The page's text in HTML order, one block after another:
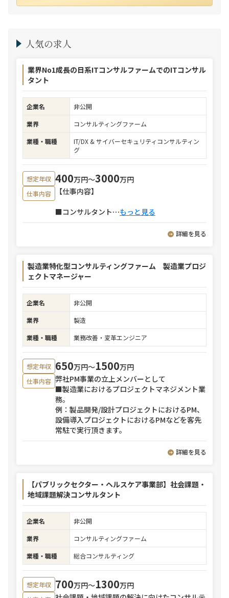
人気の求人
業界No1成長の日系ITコンサルファームでのITコンサル
タント
企業名
非公開
業界
コンサルティングファーム
業種・職種
IT/DX & サイバーセキュリティコンサルティン
グ
想定年収 400万円〜3000万円
仕事内容
【仕事内容】
■コンサルタント⋯もっと見る
詳細を見る
製造業特化型コンサルティングファーム 製造業プロジ
ェクトマネージャー
企業名
非公開
業界
製造
業種・職種
業務改善・変革エンジニア
想定年収 650万円〜1500万円
仕事内容 弊社PM事業の立上メンバーとして
■製造業におけるプロジェクトマネジメント業
務。
例：製品開発/設計プロジェクトにおけるPM、
設備導入プロジェクトにおけるPMなどを客先
常駐で実行頂きます。
詳細を見る
【パブリックセクター・ヘルスケア事業部】社会課題・
地域課題解決コンサルタント
企業名
非公開
業界
コンサルティングファーム
業種・職種
総合コンサルティング
想定年収 700万円〜1300万円